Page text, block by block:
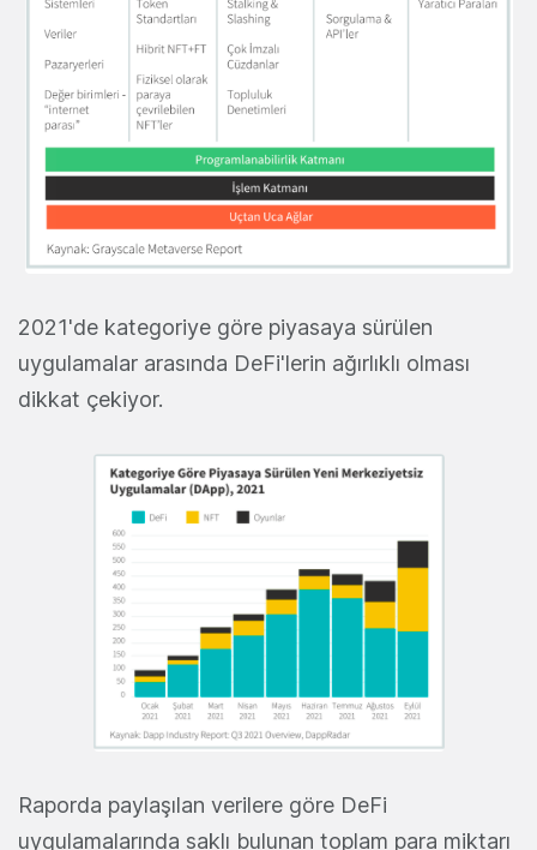
2021'de kategoriye göre piyasaya sürülen
uygulamalar arasında DeFi'lerin ağırlıklı olması
dikkat çekiyor.
Raporda paylaşılan verilere göre DeFi
uygulamalarında saklı bulunan toplam para miktarı